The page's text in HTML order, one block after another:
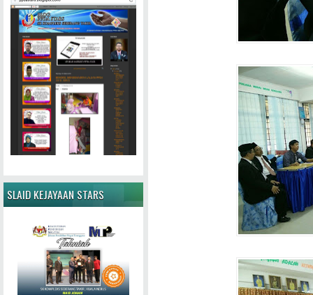
SLAID KEJAYAAN STARS